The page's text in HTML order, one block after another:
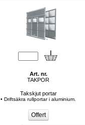
Art. nr.
TAKPOR
Takskjut portar
• Driftsäkra rullportar i aluminium.